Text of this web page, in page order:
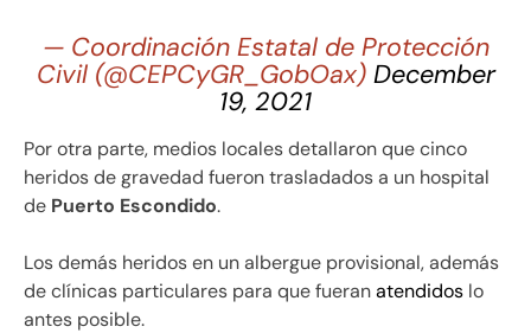
— Coordinación Estatal de Protección
Civil (@CEPCyGR_GobOax) December
19, 2021
Por otra parte, medios locales detallaron que cinco
heridos de gravedad fueron trasladados a un hospital
de Puerto Escondido.
Los demás heridos en un albergue provisional, además
de clínicas particulares para que fueranatendidos lo
antes posible.